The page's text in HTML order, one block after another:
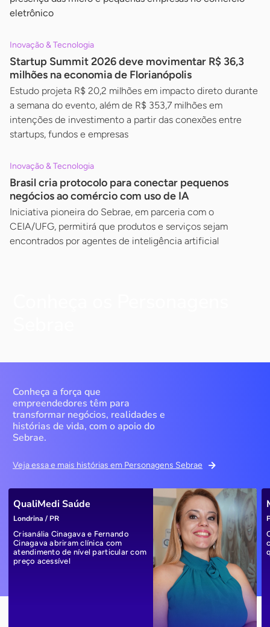
eletrônico
Inovação & Tecnologia
Startup Summit 2026 deve movimentar R$ 36,3
milhões na economia de Florianópolis
Estudo projeta R$ 20,2 milhões em impacto direto durante
a semana do evento, além de R$ 353,7 milhões em
intenções de investimento a partir das conexões entre
startups, fundos e empresas
Inovação & Tecnologia
Brasil cria protocolo para conectar pequenos
negócios ao comércio com uso de IA
Iniciativa pioneira do Sebrae, em parceria com o
CEIA/UFG, permitirá que produtos e serviços sejam
encontrados por agentes de inteligência artificial
Conheça a força que
empreendedores têm para
transformar negócios, realidades e
histórias de vida, com o apoio do
Sebrae.
Veja essa e mais histórias em Personagens Sebrae
QualiMedi Saúde
Londrina / PR
Crisanália Cinagava e Fernando
Cinagava abriram clínica com
atendimento de nível particular com
preço acessível